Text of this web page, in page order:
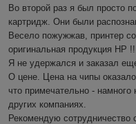
Во второй раз я был просто
картридж. Они были
Весело пожужжав, принтер
оригинальная продукция HP
Я не удержался и заказал
О цене. Цена на чипы
что примечательно -
других компаниях.
Рекомендую